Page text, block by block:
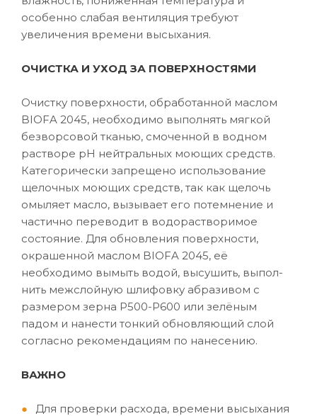
особенно слабая вентиляция требуют
увеличения времени высыхания.
ОЧИСТКА И УХОД ЗА ПОВЕРХНОСТЯМИ
Очистку поверхности, обработанной маслом
BIOFA 2045, необходимо выполнять мягкой
безворсовой тканью, смоченной в водном
растворе рН нейтральных моющих средств.
Категорически запрещено использование
щелочных моющих средств, так как щелочь
омыляет масло, вызывает его потемнение и
частично переводит в водорастворимое
состояние. Для обновления поверхности,
окрашенной маслом BIOFA 2045, её
необходимо вымыть водой, высушить, выпол-
нить межслойную шлифовку абразивом с
размером зерна P500-Р600 или зелёным
падом и нанести тонкий обновляющий слой
согласно рекомендациям по нанесению.
ВАЖНО
Для проверки расхода, времени высыхания